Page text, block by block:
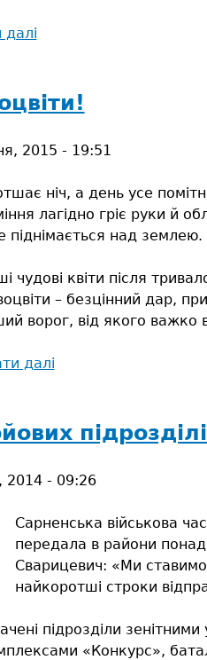
далі
патріоти,
а
варвари!
2015 - 19:51
ніч, а день усе
лагідно гріє руки й
піднімається над
чудові квіти після
– безцінний дар,
ворог, від якого важко
далі
2014 - 09:26
Сарненська військова
передала в райони понад
Сварицевич: «Ми ставимо
найкоротші строки
підрозділи
«Конкурс»,